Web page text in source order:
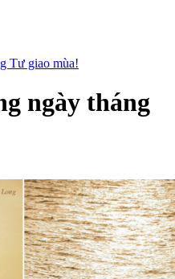
Tư giao mùa!
ngày tháng